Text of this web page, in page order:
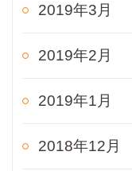
2019年3月
2019年2月
2019年1月
2018年12月